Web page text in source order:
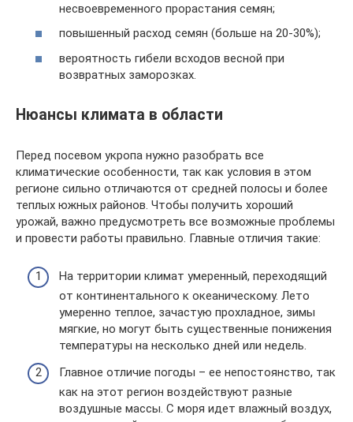
несвоевременного прорастания семян;
повышенный расход семян (больше на 20-30%);
вероятность гибели всходов весной при
возвратных заморозках.
Нюансы климата в области
Перед посевом укропа нужно разобрать все
климатические особенности, так как условия в этом
регионе сильно отличаются от средней полосы и более
теплых южных районов. Чтобы получить хороший
урожай, важно предусмотреть все возможные проблемы
и провести работы правильно. Главные отличия такие:
На территории климат умеренный, переходящий
от континентального к океаническому. Лето
умеренно теплое, зачастую прохладное, зимы
мягкие, но могут быть существенные понижения
температуры на несколько дней или недель.
Главное отличие погоды – ее непостоянство, так
как на этот регион воздействуют разные
воздушные массы. С моря идет влажный воздух,